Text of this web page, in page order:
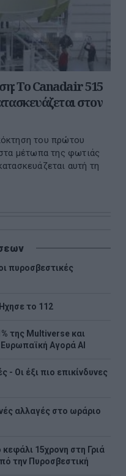
Το Canadair 515
στον
του πρώτου
μέτωπα της φωτιάς
αυτή τη
πυροσβεστικές
το 112
της Multiverse και
Αγορά ΑΙ
- Oι έξι πιο επικίνδυνες
αλλαγές στο ωράριο
15χρονη στη Γριά
την Πυροσβεστική